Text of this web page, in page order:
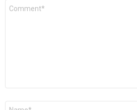
Comentário
Nome